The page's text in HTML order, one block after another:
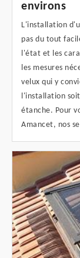
environs
L'installation
pas du tout
l'état et les
les mesures
velux qui y
l'installation
étanche. Pour
Amancet, nos